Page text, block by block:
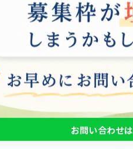
持つ方々に対して専門
ています。具体的には
ます。 実績としては、
、職場で活かせる実践
じたサポートを行い、
きく貢献しており、社
お問い合わせ